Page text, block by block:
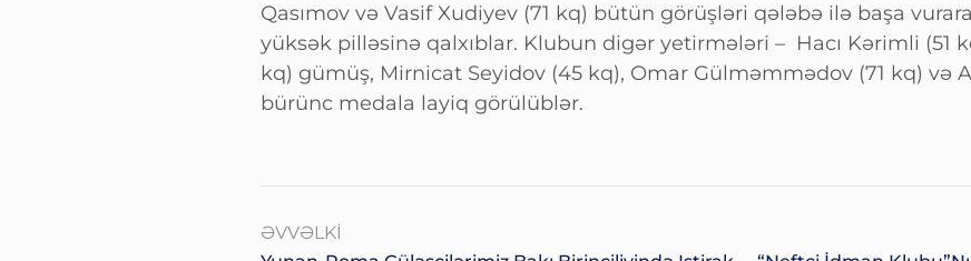
Qasımov və Vasif Xudiyev (71 kq) bütün görüşləri qələbə ilə başa
yüksək pilləsinə qalxıblar. Klubun digər yetirmələri – Hacı Kərimli (51
kq) gümüş, Mirnicat Seyidov (45 kq), Omar Gülməmmədov (71 kq) və
bürünc medala layiq görülüblər.
ƏVVƏLKI